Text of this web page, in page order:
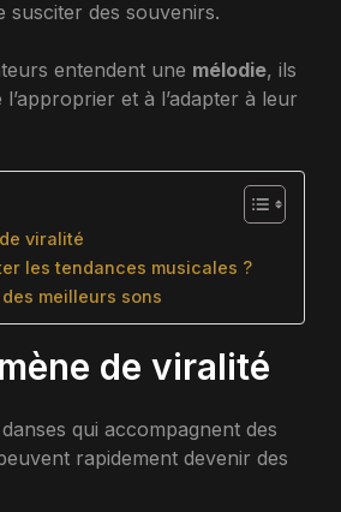
susciter des souvenirs.
entendent une mélodie, ils
et à l’adapter à leur
viralité
les tendances musicales ?
meilleurs sons
de viralité
qui accompagnent des
rapidement devenir des